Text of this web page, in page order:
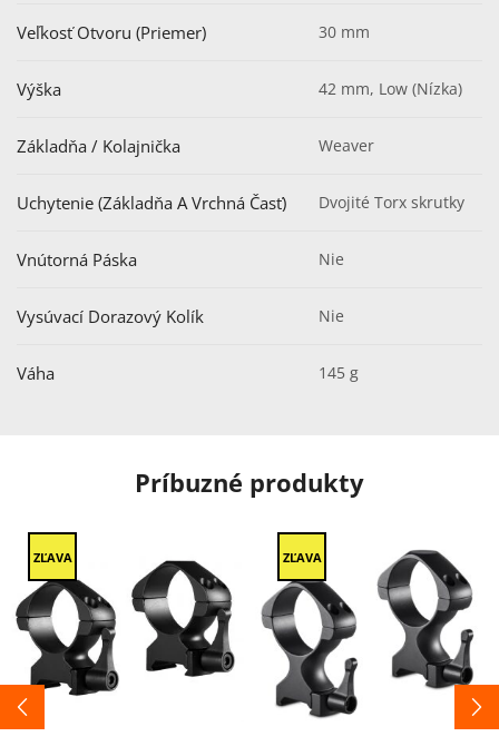
Veľkosť Otvoru (Priemer) 30 mm
Výška 42 mm, Low (Nízka)
Základňa / Kolajnička Weaver
Uchytenie (základňa A Vrchná Časť) Dvojité Torx skrutky
Vnútorná Páska Nie
Vysúvací Dorazový Kolík Nie
Váha 145 g
Príbuzné produkty
ZĽAVA ZĽAVA